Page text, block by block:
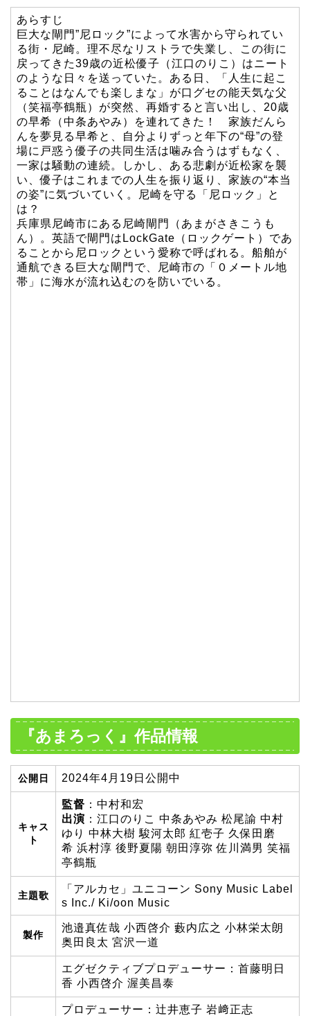
あらすじ
巨大な閘門”尼ロック”によって水害から守られてい
る街・尼崎。理不尽なリストラで失業し、この街に
戻ってきた39歳の近松優子（江口のりこ）はニート
のような日々を送っていた。ある日、「人生に起こ
ることはなんでも楽しまな」が口グセの能天気な父
（笑福亭鶴瓶）が突然、再婚すると言い出し、20歳
の早希（中条あやみ）を連れてきた！ 家族だんら
んを夢見る早希と、自分よりずっと年下の“母”の登
場に戸惑う優子の共同生活は噛み合うはずもなく、
一家は騒動の連続。しかし、ある悲劇が近松家を襲
い、優子はこれまでの人生を振り返り、家族の“本当
の姿”に気づいていく。尼崎を守る「尼ロック」と
は？
兵庫県尼崎市にある尼崎閘門（あまがさきこうも
ん）。英語で閘門はLockGate（ロックゲート）であ
ることから尼ロックという愛称で呼ばれる。船舶が
通航できる巨大な閘門で、尼崎市の「０メートル地
帯」に海水が流れ込むのを防いでいる。
『あまろっく』作品情報
公開日 2024年4月19日公開中
キャス
ト
監督 ：中村和宏
出演 ：江口のりこ 中条あやみ 松尾諭 中村
ゆり 中林大樹 駿河太郎 紅壱子 久保田磨
希 浜村淳 後野夏陽 朝田淳弥 佐川満男 笑福
亭鶴瓶
主題歌
「アルカセ」ユニコーン Sony Music Label
s Inc./ Ki/oon Music
製作
池邉真佐哉 小西啓介 藪内広之 小林栄太朗
奥田良太 宮沢一道
エグゼクティブプロデューサー：首藤明日
香 小西啓介 渥美昌泰
プロデューサー：辻井恵子 岩﨑正志